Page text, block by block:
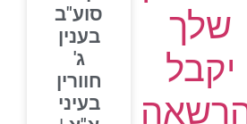
שלך
יקבל
סוע"ב
בענין
חוורין
בעיני